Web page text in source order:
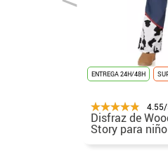
ENTREGA 24H/48H
Disfraz de
Story para niño